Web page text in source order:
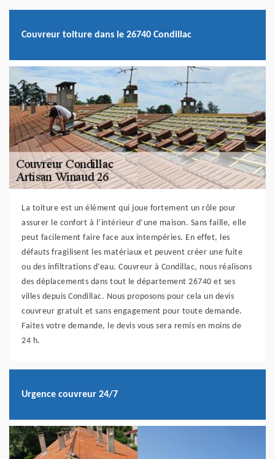
Couvreur toiture dans le 26740 Condillac
La toiture est un élément qui joue fortement un rôle pour
assurer le confort à l’intérieur d’une maison. Sans faille, elle
peut facilement faire face aux intempéries. En effet, les
défauts fragilisent les matériaux et peuvent créer une fuite
ou des infiltrations d’eau. Couvreur à Condillac, nous réalisons
des déplacements dans tout le département 26740 et ses
villes depuis Condillac. Nous proposons pour cela un devis
couvreur gratuit et sans engagement pour toute demande.
Faites votre demande, le devis vous sera remis en moins de
24 h.
Urgence couvreur 24/7